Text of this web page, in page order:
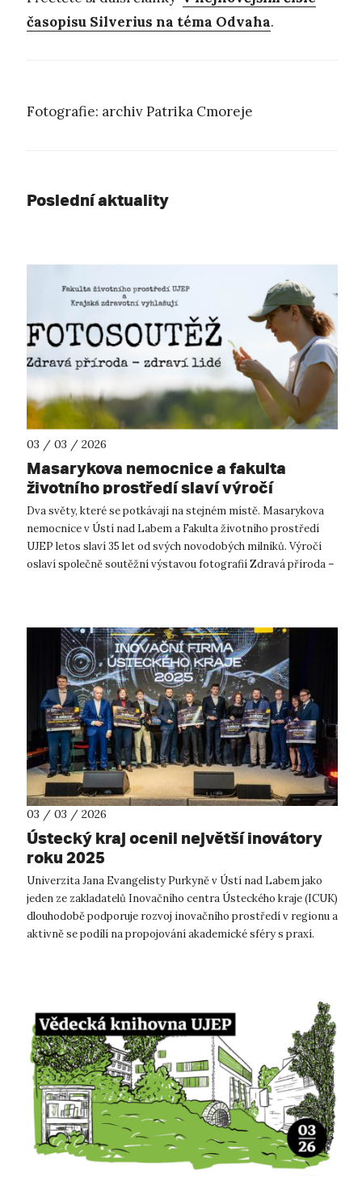
časopisu Silverius na téma Odvaha.
Fotografie: archiv Patrika Cmoreje
Poslední aktuality
03 / 03 / 2026
Masarykova nemocnice a fakulta
životního prostředí slaví výročí
soutěžní výstavou fotografií
Dva světy, které se potkávají na stejném místě. Masarykova
nemocnice v Ústí nad Labem a Fakulta životního prostředí
UJEP letos slaví 35 let od svých novodobých milníků. Výročí
oslaví společně soutěžní výstavou fotografií Zdravá příroda –
03 / 03 / 2026
Ústecký kraj ocenil největší inovátory
roku 2025
Univerzita Jana Evangelisty Purkyně v Ústí nad Labem jako
jeden ze zakladatelů Inovačního centra Ústeckého kraje (ICUK)
dlouhodobě podporuje rozvoj inovačního prostředí v regionu a
aktivně se podílí na propojování akademické sféry s praxí.